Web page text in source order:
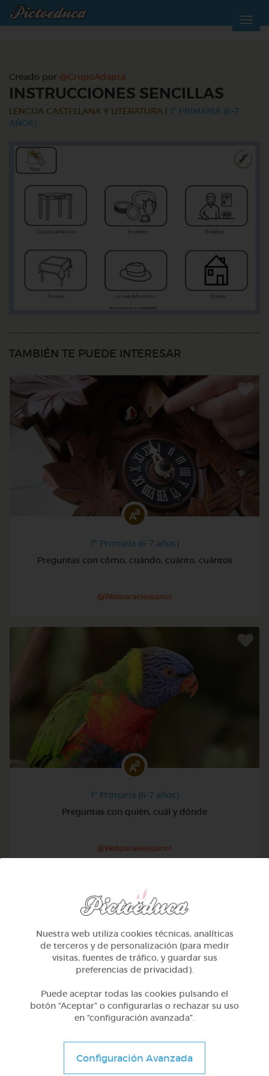
Creado por @GrupoAdapta
INSTRUCCIONES SENCILLAS
LENGUA CASTELLANA Y LITERATURA
1º PRIMARIA (6-7
AÑOS)
TAMBIÉN TE PUEDE INTERESAR
1º Primaria (6-7 años)
Preguntas con cómo, cuándo, cuánto, cuántos
@Webparaelespanol
1º Primaria (6-7 años)
Preguntas con quién, cuál y dónde
@Webparaelespanol
Preguntas con qué
Nuestra web utiliza cookies técnicas, analíticas
de terceros y de personalización (para medir
visitas, fuentes de tráfico, y guardar sus
preferencias de privacidad).
Puede aceptar todas las cookies pulsando el
botón “Aceptar” o configurarlas o rechazar su uso
en “configuración avanzada”.
Configuración Avanzada